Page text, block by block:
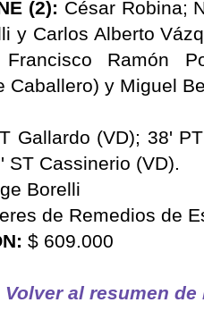
(2): César Robina;
y Carlos Alberto
Ramón
Caballero) y Miguel
Gallardo (VD); 38'
ST Cassinerio (VD).
Borelli
de Remedios de
$ 609.000
Volver al resumen